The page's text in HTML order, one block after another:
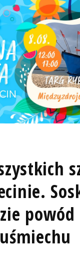
powód
uśmiechu